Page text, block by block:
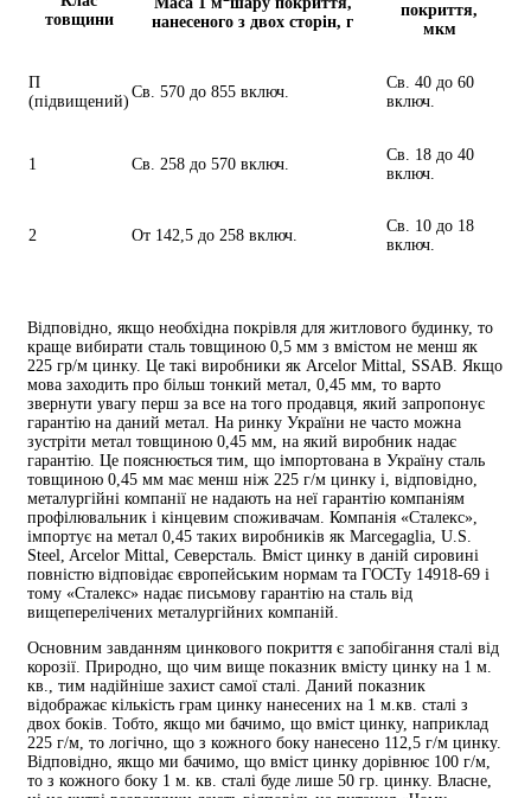
товщини
нанесеного з двох сторін, г
покриття,
мкм
П
(підвищений)
Св. 570 до 855 включ.
Св. 40 до 60
включ.
1 Св. 258 до 570 включ.
Св. 18 до 40
включ.
2 От 142,5 до 258 включ.
Св. 10 до 18
включ.
Відповідно, якщо необхідна покрівля для житлового будинку, то
краще вибирати сталь товщиною 0,5 мм з вмістом не менш як
225 гр/м цинку. Це такі виробники як Arcelor Mittal, SSAB. Якщо
мова заходить про більш тонкий метал, 0,45 мм, то варто
звернути увагу перш за все на того продавця, який запропонує
гарантію на даний метал. На ринку України не часто можна
зустріти метал товщиною 0,45 мм, на який виробник надає
гарантію. Це пояснюється тим, що імпортована в Україну сталь
товщиною 0,45 мм має менш ніж 225 г/м цинку і, відповідно,
металургійні компанії не надають на неї гарантію компаніям
профілювальник і кінцевим споживачам. Компанія «Сталекс»,
імпортує на метал 0,45 таких виробників як Marcegaglia, U.S.
Steel, Arcelor Mittal, Северсталь. Вміст цинку в даній сировині
повністю відповідає європейським нормам та ГОСТу 14918-69 і
тому «Сталекс» надає письмову гарантію на сталь від
вищеперелічених металургійних компаній.
Основним завданням цинкового покриття є запобігання сталі від
корозії. Природно, що чим вище показник вмісту цинку на 1 м.
кв., тим надійніше захист самої сталі. Даний показник
відображає кількість грам цинку нанесених на 1 м.кв. сталі з
двох боків. Тобто, якщо ми бачимо, що вміст цинку, наприклад
225 г/м, то логічно, що з кожного боку нанесено 112,5 г/м цинку.
Відповідно, якщо ми бачимо, що вміст цинку дорівнює 100 г/м,
то з кожного боку 1 м. кв. сталі буде лише 50 гр. цинку. Власне,